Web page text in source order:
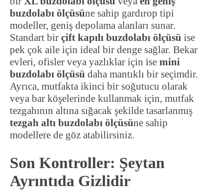
buzdolabı ölçüsüne sahip gardırop tipi
modeller, geniş depolama alanları sunar.
Standart bir çift kapılı buzdolabı ölçüsü ise
pek çok aile için ideal bir denge sağlar. Bekar
evleri, ofisler veya yazlıklar için ise mini
buzdolabı ölçüsü daha mantıklı bir seçimdir.
Ayrıca, mutfakta ikinci bir soğutucu olarak
veya bar köşelerinde kullanmak için, mutfak
tezgahının altına sığacak şekilde tasarlanmış
tezgah altı buzdolabı ölçüsüne sahip
modellere de göz atabilirsiniz.
Son Kontroller: Şeytan
Ayrıntıda Gizlidir